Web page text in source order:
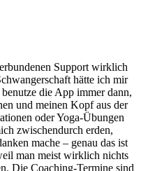
Support wirklich
hätte ich mir
die App immer dann,
und meinen Kopf aus der
oder Yoga-Übungen
zwischendurch erden,
mache – genau das ist
man meist wirklich nichts
Die Coaching-Termine sind